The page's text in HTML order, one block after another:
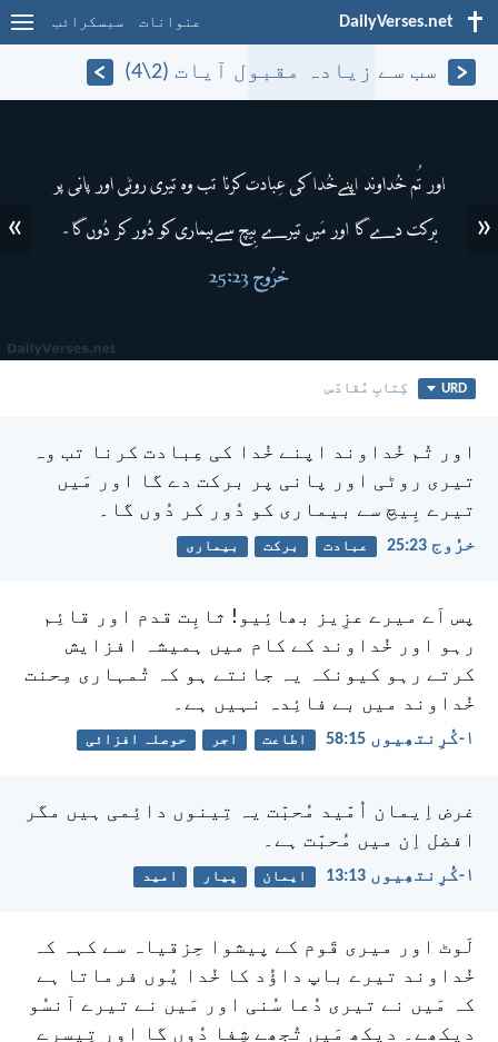
DailyVerses.net عنوانات سبسکرائب
سب سے زیادہ مقبول آیات (2\4)
«
»
URD کِتابِ مُقادّس
اور تُم خُداوند اپنے خُدا کی عِبادت کرنا تب وہ
تیری روٹی اور پانی پر برکت دے گا اور مَیں
تیرے بِیچ سے بیماری کو دُور کر دُوں گا۔
خرُوج 23:‏25 عبادت برکت بیماری
پس اَے میرے عزِیز بھائِیو! ثابِت قدم اور قائِم
رہو اور خُداوند کے کام میں ہمیشہ افزایش
کرتے رہو کیونکہ یہ جانتے ہو کہ تُمہاری مِحنت
خُداوند میں بے فائِدہ نہیں ہے۔
۱-کُرِنتھِیوں 15:‏58 اطاعت اجر حوصلہ افزائی
غرض اِیمان اُمّید مُحبّت یہ تِینوں دائِمی ہیں مگر
افضل اِن میں مُحبّت ہے۔
۱-کُرِنتھِیوں 13:‏13 ایمان پیار امید
لَوٹ اور میری قَوم کے پیشوا حِزقیاہ سے کہہ کہ
خُداوند تیرے باپ داؤُد کا خُدا یُوں فرماتا ہے
کہ مَیں نے تیری دُعا سُنی اور مَیں نے تیرے آنسُو
دیکھے۔ دیکھ مَیں تُجھے شِفا دُوں گا اور تِیسرے